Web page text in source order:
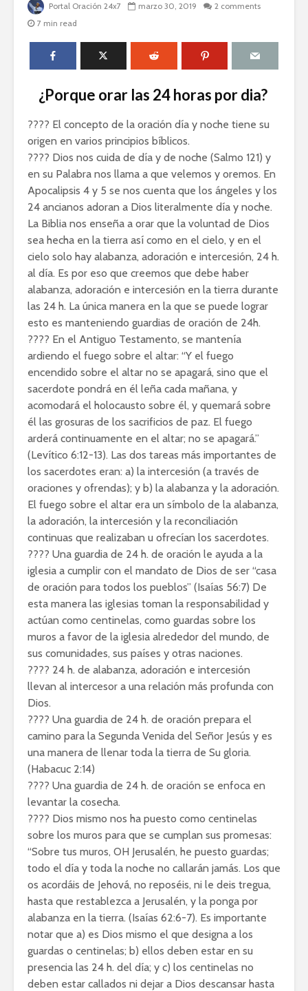
Portal Oración 24x7 marzo 30, 2019
2 comments
7 min read
¿Porque orar las 24 horas por dia?
???? El concepto de la oración día y noche tiene su
origen en varios principios bíblicos.
???? Dios nos cuida de día y de noche (Salmo 121) y
en su Palabra nos llama a que velemos y oremos. En
Apocalipsis 4 y 5 se nos cuenta que los ángeles y los
24 ancianos adoran a Dios literalmente día y noche.
La Biblia nos enseña a orar que la voluntad de Dios
sea hecha en la tierra así como en el cielo, y en el
cielo solo hay alabanza, adoración e intercesión, 24 h.
al día. Es por eso que creemos que debe haber
alabanza, adoración e intercesión en la tierra durante
las 24 h. La única manera en la que se puede lograr
esto es manteniendo guardias de oración de 24h.
???? En el Antiguo Testamento, se mantenía
ardiendo el fuego sobre el altar: “Y el fuego
encendido sobre el altar no se apagará, sino que el
sacerdote pondrá en él leña cada mañana, y
acomodará el holocausto sobre él, y quemará sobre
él las grosuras de los sacrificios de paz. El fuego
arderá continuamente en el altar; no se apagará.”
(Levítico 6:12-13). Las dos tareas más importantes de
los sacerdotes eran: a) la intercesión (a través de
oraciones y ofrendas); y b) la alabanza y la adoración.
El fuego sobre el altar era un símbolo de la alabanza,
la adoración, la intercesión y la reconciliación
continuas que realizaban u ofrecían los sacerdotes.
???? Una guardia de 24 h. de oración le ayuda a la
iglesia a cumplir con el mandato de Dios de ser “casa
de oración para todos los pueblos” (Isaías 56:7) De
esta manera las iglesias toman la responsabilidad y
actúan como centinelas, como guardas sobre los
muros a favor de la iglesia alrededor del mundo, de
sus comunidades, sus países y otras naciones.
???? 24 h. de alabanza, adoración e intercesión
llevan al intercesor a una relación más profunda con
Dios.
???? Una guardia de 24 h. de oración prepara el
camino para la Segunda Venida del Señor Jesús y es
una manera de llenar toda la tierra de Su gloria.
(Habacuc 2:14)
???? Una guardia de 24 h. de oración se enfoca en
levantar la cosecha.
???? Dios mismo nos ha puesto como centinelas
sobre los muros para que se cumplan sus promesas:
“Sobre tus muros, OH Jerusalén, he puesto guardas;
todo el día y toda la noche no callarán jamás. Los que
os acordáis de Jehová, no reposéis, ni le deis tregua,
hasta que restablezca a Jerusalén, y la ponga por
alabanza en la tierra. (Isaías 62:6-7). Es importante
notar que a) es Dios mismo el que designa a los
guardas o centinelas; b) ellos deben estar en su
presencia las 24 h. del día; y c) los centinelas no
deben estar callados ni dejar a Dios descansar hasta